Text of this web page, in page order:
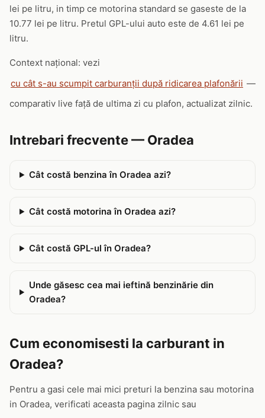
lei pe litru, in timp ce motorina standard se gaseste de la
10.77 lei pe litru. Pretul GPL-ului auto este de 4.61 lei pe
litru.
Context național: vezi
cu cât s-au scumpit carburanții după ridicarea plafonării —
comparativ live față de ultima zi cu plafon, actualizat zilnic.
Intrebari frecvente — Oradea
Cât costă benzina în Oradea azi?
Cât costă motorina în Oradea azi?
Cât costă GPL-ul în Oradea?
Unde găsesc cea mai ieftină benzinărie din
Oradea?
Cum economisesti la carburant in
Oradea?
Pentru a gasi cele mai mici preturi la benzina sau motorina
in Oradea, verificati aceasta pagina zilnic sau